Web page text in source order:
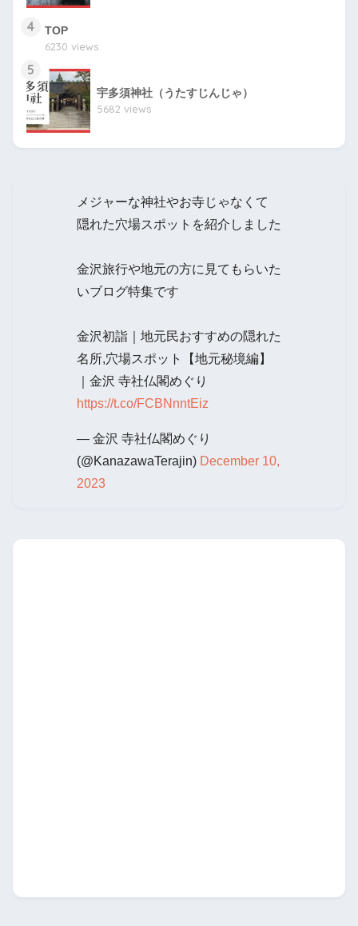
4
TOP
6230 views
5
宇多須神社（うたすじんじゃ）
5682 views
メジャーな神社やお寺じゃなくて
隠れた穴場スポットを紹介しました
金沢旅行や地元の方に見てもらいた
いブログ特集です
金沢初詣｜地元民おすすめの隠れた
名所,穴場スポット【地元秘境編】
｜金沢 寺社仏閣めぐり
https://t.co/FCBNnntEiz
— 金沢 寺社仏閣めぐり
(@KanazawaTerajin) December 10,
2023